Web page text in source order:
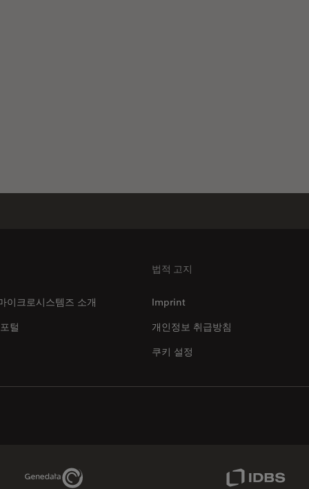
이크로시스템즈 소개
털
법적 고지
Imprint
개인정보 취급방침
쿠키 설정
Genedata Link IDBS Link